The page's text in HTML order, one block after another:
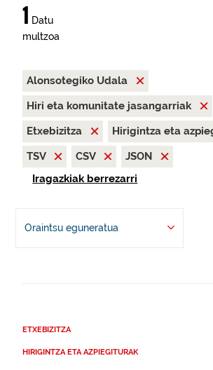
1 Datu
multzoa
Alonsotegiko Udala
Hiri eta komunitate jasangarriak
Etxebizitza
Hirigintza eta
TSV
CSV
JSON
Iragazkiak berrezarri
Oraintsu eguneratua
ETXEBIZITZA
HIRIGINTZA ETA AZPIEGITURAK